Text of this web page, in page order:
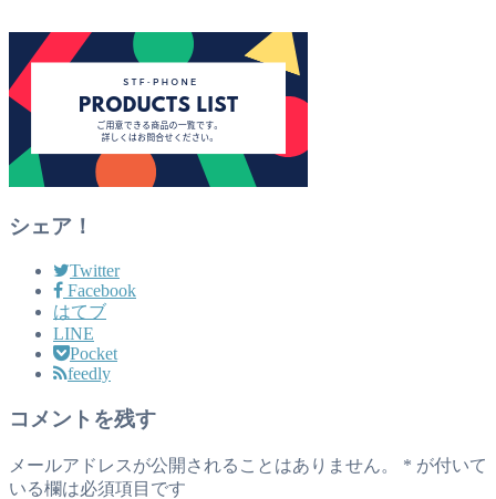
シェア！
Twitter
Facebook
はてブ
LINE
Pocket
feedly
コメントを残す
メールアドレスが公開されることはありません。 * が付いて
いる欄は必須項目です